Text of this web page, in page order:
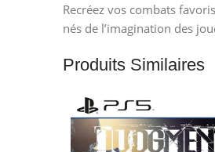
Recréez vos combats
nés de l’imagination des
Produits Similaires